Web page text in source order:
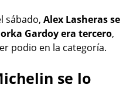
sábado, Alex Lasheras se
Gardoy era tercero,
podio en la categoría.
se lo